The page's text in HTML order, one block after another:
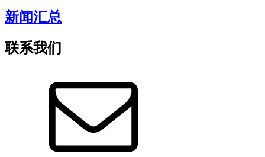
新闻汇总
联系我们